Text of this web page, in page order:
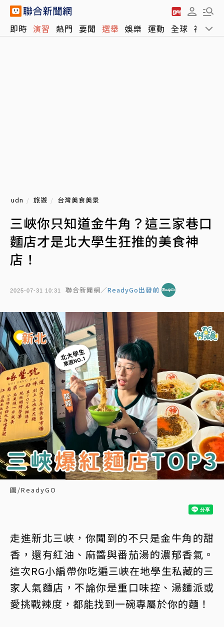
即時 演習 熱門 要聞 選舉 娛樂 運動 全球 社會
udn 旅遊 台灣美食美景
三峽你只知道金牛角？這三家巷口
麵店才是北大學生狂推的美食神
店！
2025-07-31 10:31 聯合新聞網／ReadyGo出發前
圖/ReadyGO
走進新北三峽，你聞到的不只是金牛角的甜
香，還有紅油、麻醬與番茄湯的濃郁香氣。
這次RG小編帶你吃遍三峽在地學生私藏的三
家人氣麵店，不論你是重口味控、湯麵派或
愛挑戰辣度，都能找到一碗專屬於你的麵！